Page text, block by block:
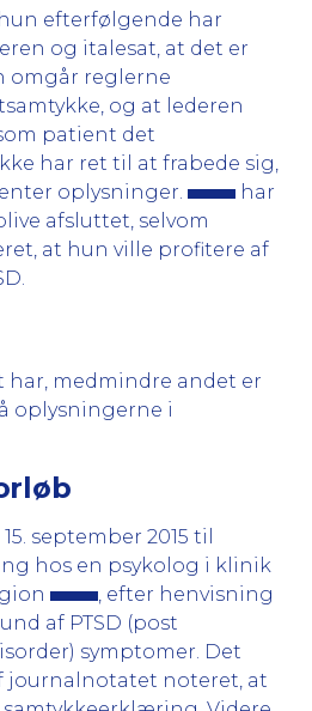
efterfølgende har
og italesat, at det er
omgår reglerne
og at lederen
patient det
har ret til at frabede sig,
oplysninger.
har
afsluttet, selvom
at hun ville profitere af
medmindre andet er
oplysningerne i
september 2015 til
hos en psykolog i klinik
, efter henvisning
af PTSD (post
symptomer. Det
journalnotatet noteret, at